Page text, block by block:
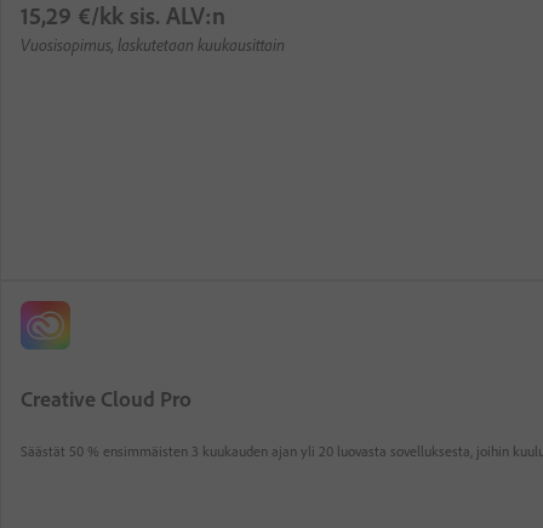
15,29 €/kk sis. ALV:n
Vuosisopimus, laskutetaan kuukausittain
S
ä
s
ä
Creative Cloud Pro
Säästät 50 % ensimmäisten 3 kuukauden ajan yli 20 luovasta sovelluksesta, joihin